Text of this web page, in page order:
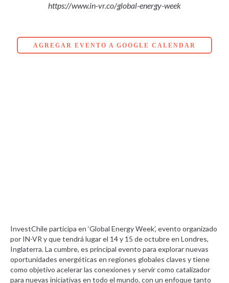
https://www.in-vr.co/global-energy-week
AGREGAR EVENTO A GOOGLE CALENDAR
InvestChile participa en ‘Global Energy Week’, evento organizado
por IN-VR y que tendrá lugar el 14 y 15 de octubre en Londres,
Inglaterra. La cumbre, es principal evento para explorar nuevas
oportunidades energéticas en regiones globales claves y tiene
como objetivo acelerar las conexiones y servir como catalizador
para nuevas iniciativas en todo el mundo, con un enfoque tanto